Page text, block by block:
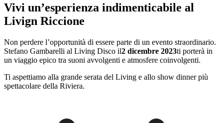
Vivi un’esperienza indimenticabile al
Livign Riccione
Non perdere l’opportunità di essere parte di un evento straordinario.
Stefano Gambarelli al Living Disco il2 dicembre 2023ti porterà in
un viaggio epico tra suoni avvolgenti e atmosfere coinvolgenti.
Ti aspettiamo alla grande serata del Living e allo show dinner più
spettacolare della Riviera.